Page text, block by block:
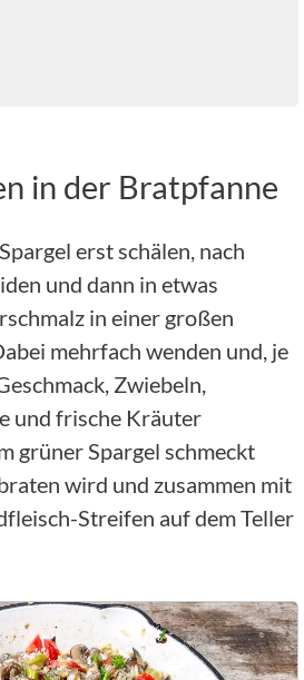
in der Bratpfanne
erst schälen, nach
und dann in etwas
in einer großen
mehrfach wenden und, je
Zwiebeln,
und frische Kräuter
grüner Spargel schmeckt
wird und zusammen mit
Streifen auf dem Teller